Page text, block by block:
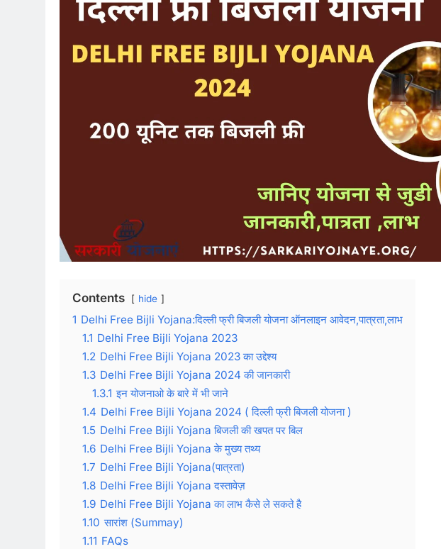
Contents hide
1 Delhi Free Bijli Yojana:दिल्ली फ्री बिजली योजना ऑनलाइन आवेदन,पात्रता,लाभ
1.1 Delhi Free Bijli Yojana 2023
1.2 Delhi Free Bijli Yojana 2023 का उद्देश्य
1.3 Delhi Free Bijli Yojana 2024 की जानकारी
1.3.1 इन योजनाओ के बारे में भी जाने
1.4 Delhi Free Bijli Yojana 2024 ( दिल्ली फ्री बिजली योजना )
1.5 Delhi Free Bijli Yojana बिजली की खपत पर बिल
1.6 Delhi Free Bijli Yojana के मुख्य तथ्य
1.7 Delhi Free Bijli Yojana(पात्रता)
1.8 Delhi Free Bijli Yojana दस्तावेज़
1.9 Delhi Free Bijli Yojana का लाभ कैसे ले सकते है
1.10 सारांश (Summay)
1.11 FAQs